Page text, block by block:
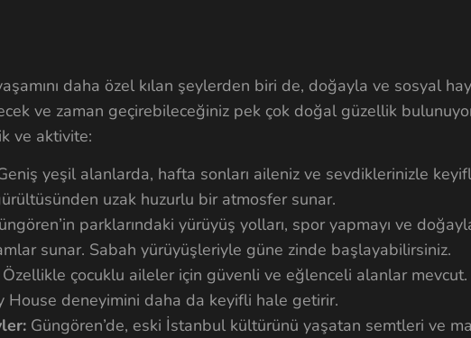
daha özel kılan şeylerden biri de, doğayla ve sosyal
ve zaman geçirebileceğiniz pek çok doğal güzellik
ve aktivite:
yeşil alanlarda, hafta sonları aileniz ve sevdiklerinizle
uzak huzurlu bir atmosfer sunar.
parklarındaki yürüyüş yolları, spor yapmayı ve
sunar. Sabah yürüyüşleriyle güne zinde başlayabilirsiniz.
Özellikle çocuklu aileler için güvenli ve eğlenceli alanlar
House deneyimini daha da keyifli hale getirir.
Güngören’de, eski İstanbul kültürünü yaşatan semtleri ve